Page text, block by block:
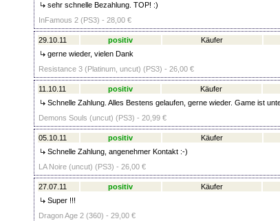
sehr schnelle Bezahlung. TOP! :)
InFamous 2 (PS3) - 28,00 €
29.10.11 positiv Käufer
gerne wieder, vielen Dank
Resistance 3 (Platinum, uncut) (PS3) - 26,00 €
11.10.11 positiv Käufer
Schnelle Zahlung. Alles Bestens gelaufen, gerne wieder. Game ist
Demons Souls (uncut) (PS3) - 20,99 €
05.10.11 positiv Käufer
Schnelle Zahlung, angenehmer Kontakt :-)
LA Noire (uncut) (PS3) - 26,00 €
27.07.11 positiv Käufer
Super !!!
Dragon Age 2 (360) - 29,00 €